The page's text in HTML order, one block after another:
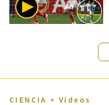
CIENCIA + Videos